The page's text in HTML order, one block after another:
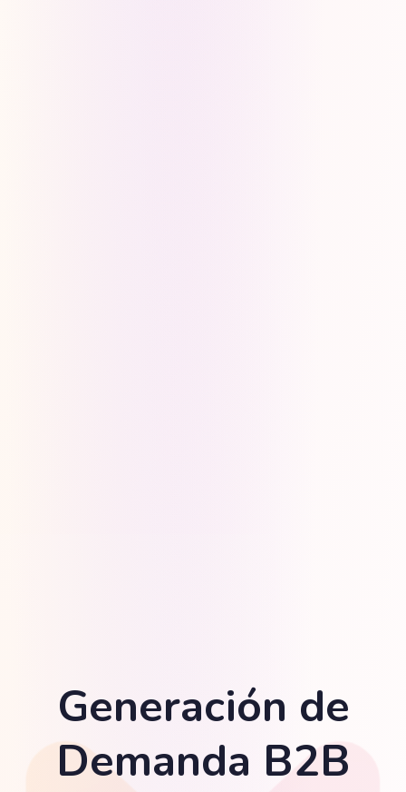
Generación de
Demanda B2B